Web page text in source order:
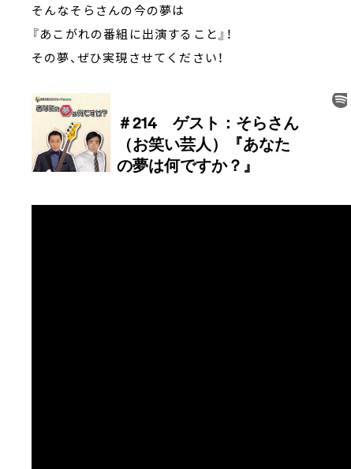
そんなそらさんの今の夢は
『あこがれの番組に出演すること』！
その夢、ぜひ実現させてください！